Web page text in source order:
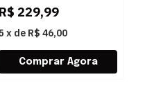
R$ 229,99
x de R$ 46,00